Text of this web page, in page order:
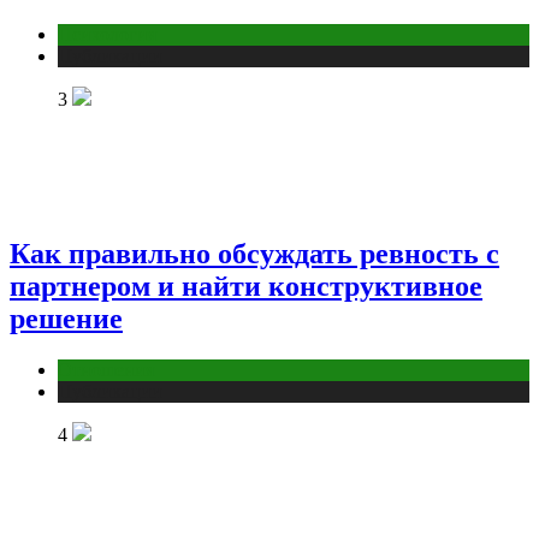
3
Как правильно обсуждать ревность с
партнером и найти конструктивное
решение
4